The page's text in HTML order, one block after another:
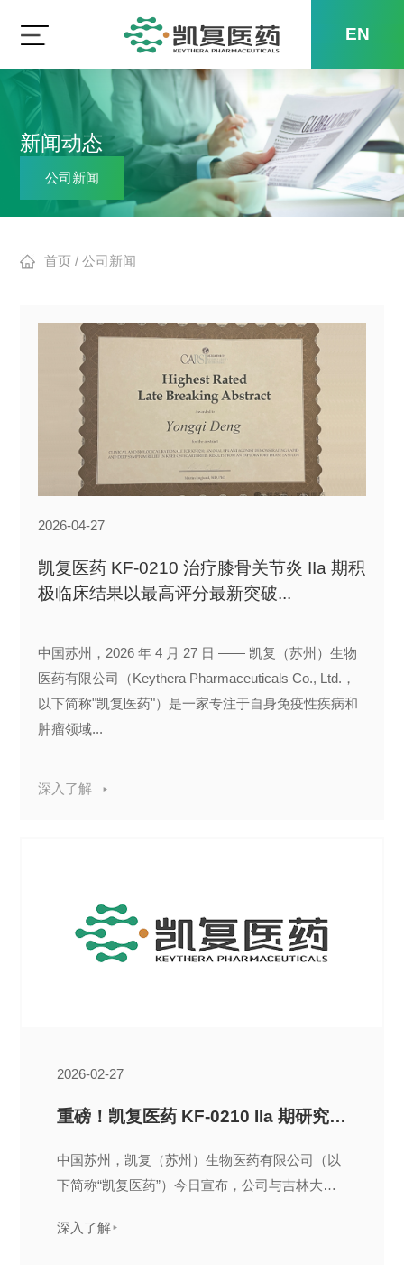
EN
新闻动态
公司新闻
首页 / 公司新闻
2026-04-27
凯复医药 KF-0210 治疗膝骨关节炎 IIa 期积
极临床结果以最高评分最新突破...
中国苏州，2026 年 4 月 27 日 —— 凯复（苏州）生物
医药有限公司（Keythera Pharmaceuticals Co., Ltd.，
以下简称"凯复医药"）是一家专注于自身免疫性疾病和
肿瘤领域...
深入了解
2026-02-27
重磅！凯复医药 KF-0210 IIa 期研究结果入选 OARSI 2026 “ Highest Rated Late Breaking Abstracts ” 专场并获口头报告
中国苏州，凯复（苏州）生物医药有限公司（以
下简称“凯复医药”）今日宣布，公司与吉林大学
0210 在治疗膝骨关节炎领域的探索性 IIa 期研究
深入了解